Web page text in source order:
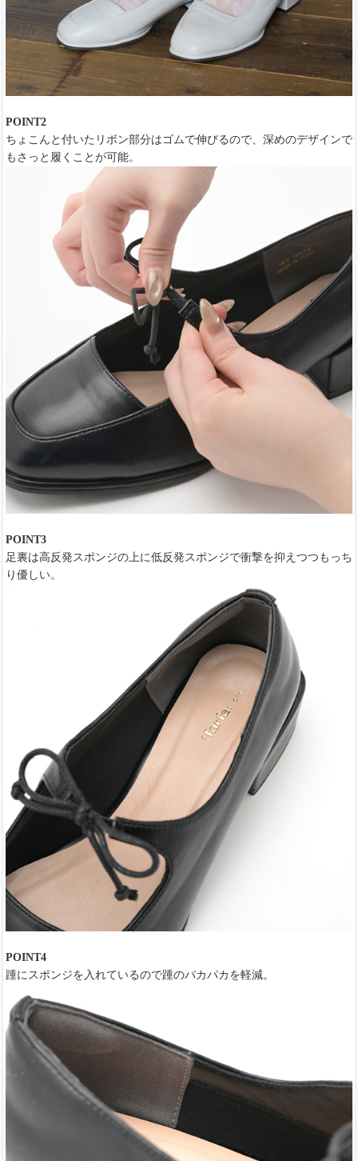
POINT2
ちょこんと付いたリボン部分はゴムで伸びるので、深めのデザインで
もさっと履くことが可能。
POINT3
足裏は高反発スポンジの上に低反発スポンジで衝撃を抑えつつもっち
り優しい。
POINT4
踵にスポンジを入れているので踵のパカパカを軽減。